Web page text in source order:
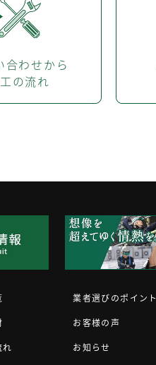
合わせから
の流れ
業者選びのポイント
お客様の声
れ お知らせ